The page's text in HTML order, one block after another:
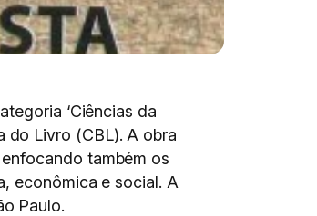
‘Ciências da
do Livro (CBL). A obra
também os
econômica e social. A
Paulo.